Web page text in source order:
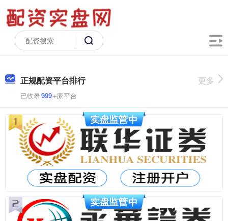
正规配资平台排行
已收录999+家平台
更多